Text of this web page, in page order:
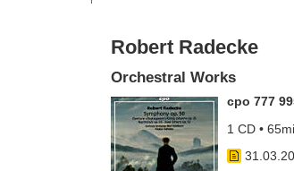
Robert Radecke
Orchestral Works
cpo 777
1 CD •